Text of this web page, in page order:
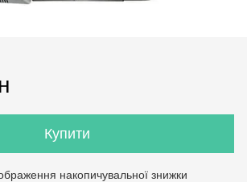
Купити
накопичувальної знижки